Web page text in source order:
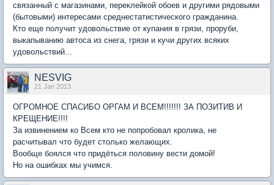
связанный с магазинами, переклейкой обоев и другими рядовыми
(бытовыми) интересами среднестатистического гражданина.
Кто еще получит удовольствие от купания в грязи, проруби,
выкапыванию автоса из снега, грязи и кучи других всяких
удовольствий...
NESVIG
21 Jan 2013
ОГРОМНОЕ СПАСИБО ОРГАМ И ВСЕМ!!!!!!! ЗА ПОЗИТИВ И
КРЕЩЕНИЕ!!!!
За извинением ко Всем кто не попробовал кролика, не
расчитывал что будет столько желающих.
Вообще боялся что придёться половину вести домой!
Но на ошибках мы учимся.